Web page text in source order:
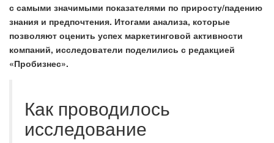
с самыми значимыми показателями по приросту/падению
знания и предпочтения. Итогами анализа, которые
позволяют оценить успех маркетинговой активности
компаний, исследователи поделились с редакцией
«Пробизнес».
Как проводилось
исследование